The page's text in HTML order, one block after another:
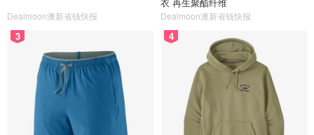
Dealmoon澳新省钱快报 Dealmoon澳新省钱快报
3 4